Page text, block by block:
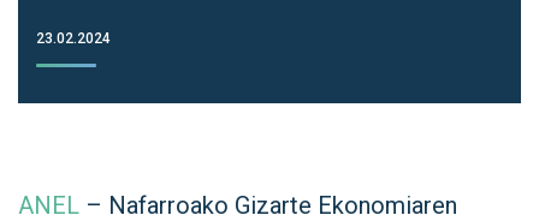
23.02.2024
ANEL – Nafarroako Gizarte Ekonomiaren